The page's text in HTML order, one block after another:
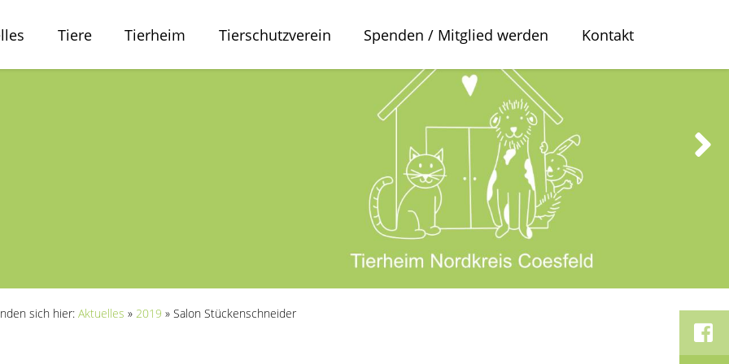
Tiere Tierheim Tierschutzverein Spenden / Mitglied werden Kontakt
sich hier: Aktuelles » 2019 » Salon Stückenschneider